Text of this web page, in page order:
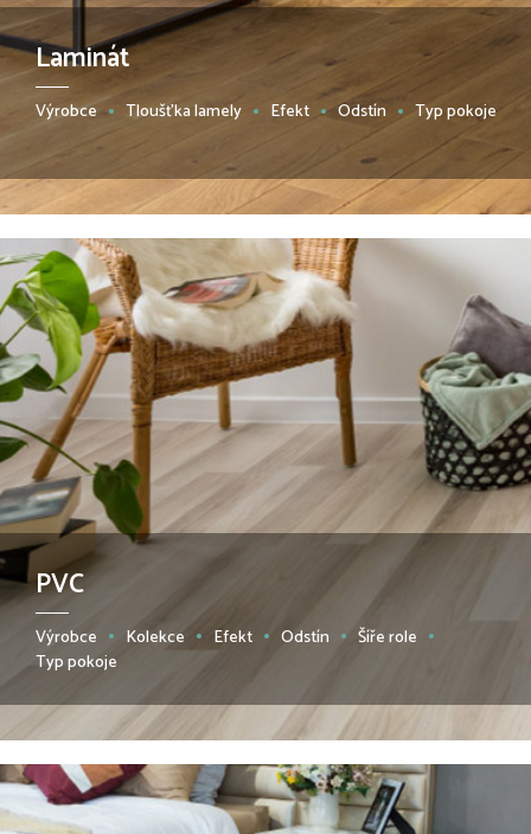
Laminát
Výrobce Tloušťka lamely Efekt Odstín Typ pokoje
PVC
Výrobce Kolekce Efekt Odstín
Šíře role
Typ pokoje